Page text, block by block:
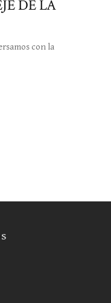
DE LA
con la